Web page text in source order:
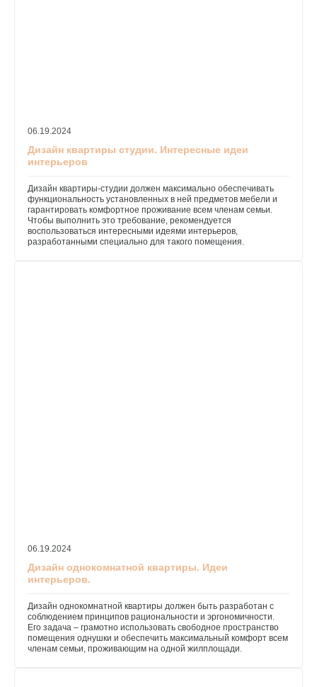
06.19.2024
Дизайн квартиры студии. Интересные идеи
интерьеров
Дизайн квартиры-студии должен максимально обеспечивать
функциональность установленных в ней предметов мебели и
гарантировать комфортное проживание всем членам семьи.
Чтобы выполнить это требование, рекомендуется
воспользоваться интересными идеями интерьеров,
разработанными специально для такого помещения.
06.19.2024
Дизайн однокомнатной квартиры. Идеи
интерьеров.
Дизайн однокомнатной квартиры должен быть разработан с
соблюдением принципов рациональности и эргономичности.
Его задача – грамотно использовать свободное пространство
помещения однушки и обеспечить максимальный комфорт всем
членам семьи, проживающим на одной жилплощади.